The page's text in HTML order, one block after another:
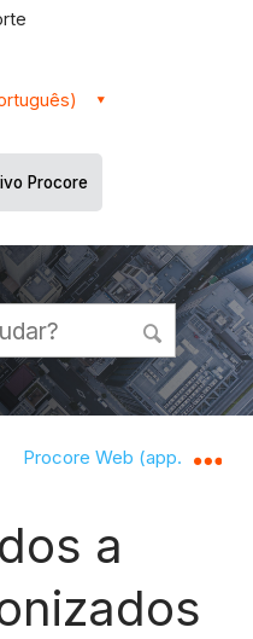
Procore
hierarquia
Procore Web
a